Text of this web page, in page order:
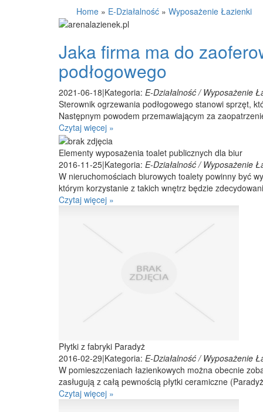
Home » E-Działalność » Wyposażenie Łazienki
Jaka firma ma do
podłogowego
2021-06-18|Kategoria: E-Działalność / Wyposażenie
Sterownik ogrzewania podłogowego stanowi sprzęt,
Następnym powodem przemawiającym za
Czytaj więcej »
Elementy wyposażenia toalet publicznych dla biur
2016-11-25|Kategoria: E-Działalność / Wyposażenie
W nieruchomościach biurowych toalety powinny być
którym korzystanie z takich wnętrz będzie
Czytaj więcej »
Płytki z fabryki Paradyż
2016-02-29|Kategoria: E-Działalność / Wyposażenie
W pomieszczeniach łazienkowych można obecnie
zasługują z całą pewnością płytki ceramiczne
Czytaj więcej »